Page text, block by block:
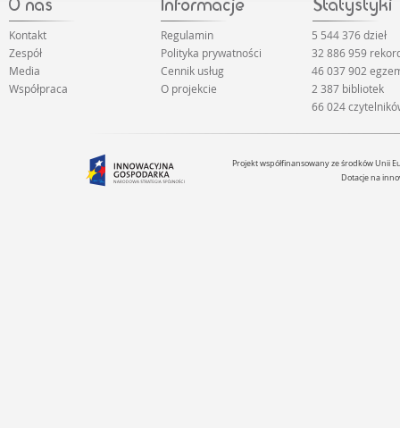
Kontakt
Zespół
Media
Współpraca
Regulamin
Polityka prywatności
Cennik usług
O projekcie
5 544 376 dzieł
32 886 959
46 037 902
2 387 bibliotek
66 024
Projekt współfinansowany ze środków Unii
Dotacje na